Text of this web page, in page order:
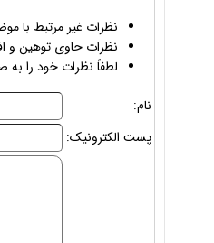
نظرات غیر مرتبط با
نظرات حاوی توهین و
لطفاً نظرات خود را
نام:
پست الکترونیک: